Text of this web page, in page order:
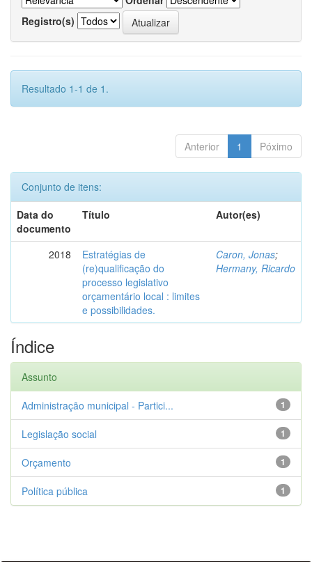
Registro(s)
Resultado 1-1 de 1.
Anterior 1 Póximo
Conjunto de itens:
Data do
documento
Título Autor(es)
2018
Estratégias de
(re)qualificação do
processo legislativo
orçamentário local : limites
e possibilidades.
Caron, Jonas;
Hermany, Ricardo
Índice
Assunto
1
Administração municipal - Partici...
1
Legislação social
1
Orçamento
1
Política pública